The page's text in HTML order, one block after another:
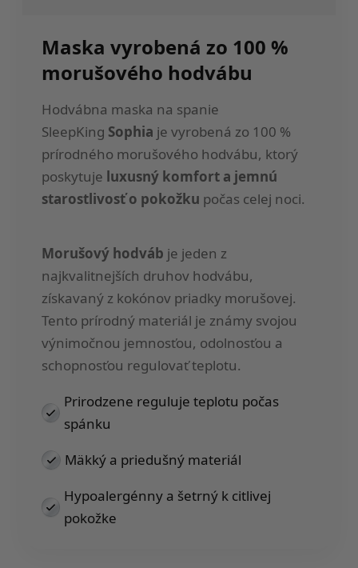
Maska vyrobená zo 100 %
morušového hodvábu
Hodvábna maska na spanie
SleepKing Sophia je vyrobená zo 100 %
prírodného morušového hodvábu, ktorý
poskytuje luxusný komfort a jemnú
starostlivosť o pokožku počas celej noci.
Morušový hodváb je jeden z
najkvalitnejších druhov hodvábu,
získavaný z kokónov priadky morušovej.
Tento prírodný materiál je známy svojou
výnimočnou jemnosťou, odolnosťou a
schopnosťou regulovať teplotu.
Prirodzene reguluje teplotu počas
spánku
Mäkký a priedušný materiál
Hypoalergénny a šetrný k citlivej
pokožke